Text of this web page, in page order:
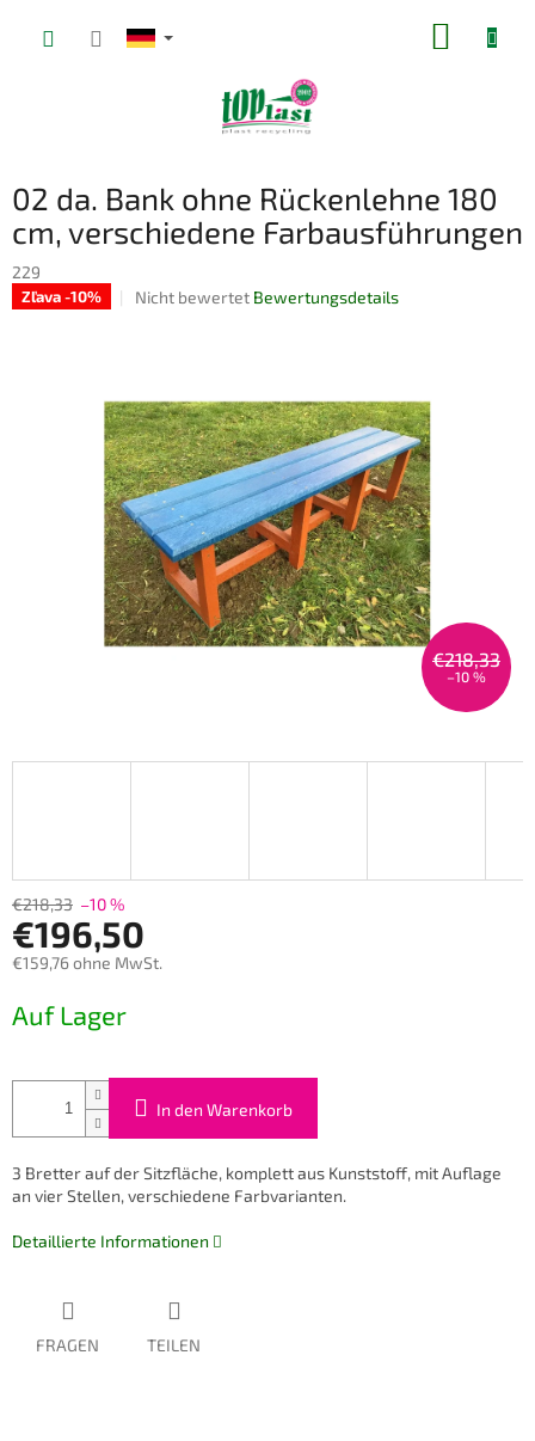
02 da. Bank ohne Rückenlehne 180
cm, verschiedene Farbausführungen
229
Zľava -10%
Die
von
5
Sternen.
Nicht bewertet Bewertungsdetails
€218,33
–10 %
€218,33 –10 %
€196,50
€159,76 ohne MwSt.
Auf Lager
In den Warenkorb
3 Bretter auf der Sitzfläche, komplett aus Kunststoff, mit Auflage
an vier Stellen, verschiedene Farbvarianten.
Detaillierte Informationen
FRAGEN TEILEN